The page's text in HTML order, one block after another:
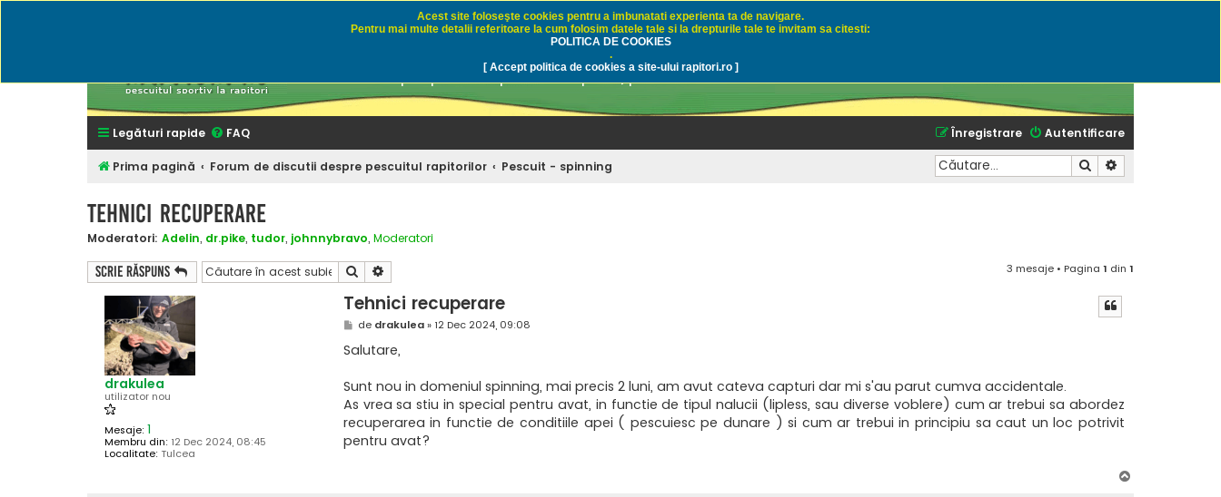
Rapitori.ro - Pescuit sportiv
Discutii despre pescuit sportiv la rapitori, pescuitul cu naluci sau momeli naturale
Legături rapide FAQ Autentificare
Înregistrare
Prima pagină Forum de discutii despre pescuitul rapitorilor Pescuit - spinning Căutare
Tehnici recuperare
Moderatori: Adelin, dr.pike, tudor, johnnybravo, Moderatori
Scrie răspuns Căutare 3 mesaje • Pagina 1 din 1
drakulea
utilizator nou
Mesaje: 1
Membru din: 12 Dec 2024, 08:45
Localitate: Tulcea
Tehnici recuperare
M
s
a
de drakulea» 12 Dec 2024, 09:08
Salutare,
Sunt nou in domeniul spinning, mai precis 2 luni, am avut cateva capturi dar mi s'au parut cumva accidentale.
As vrea sa stiu in special pentru avat, in functie de tipul nalucii (lipless, sau diverse voblere) cum ar trebui sa abordez
recuperarea in functie de conditiile apei ( pescuiesc pe dunare ) si cum ar trebui in principiu sa caut un loc potrivit
pentru avat?
Acest site foloseşte cookies pentru a imbunatati experienta ta de navigare.
Pentru mai multe detalii referitoare la cum folosim datele tale si la drepturile tale te invitam sa citesti:
POLITICA DE COOKIES
.
[ Accept politica de cookies a site-ului rapitori.ro ]